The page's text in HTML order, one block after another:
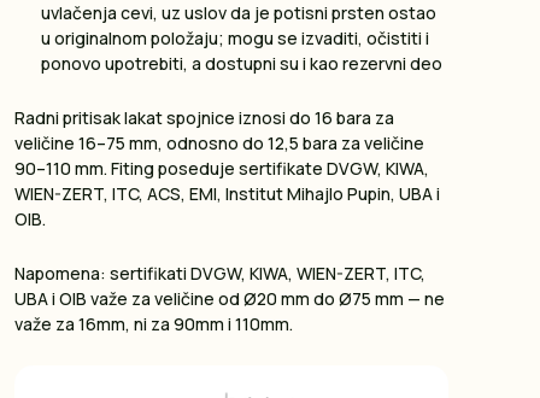
uvlačenja cevi, uz uslov da je potisni prsten ostao
u originalnom položaju; mogu se izvaditi, očistiti i
ponovo upotrebiti, a dostupni su i kao rezervni deo
Radni pritisak lakat spojnice iznosi do 16 bara za
veličine 16–75 mm, odnosno do 12,5 bara za veličine
90–110 mm. Fiting poseduje sertifikate DVGW, KIWA,
WIEN-ZERT, ITC, ACS, EMI, Institut Mihajlo Pupin, UBA i
OIB.
Napomena: sertifikati DVGW, KIWA, WIEN-ZERT, ITC,
UBA i OIB važe za veličine od Ø20 mm do Ø75 mm — ne
važe za 16mm, ni za 90mm i 110mm.